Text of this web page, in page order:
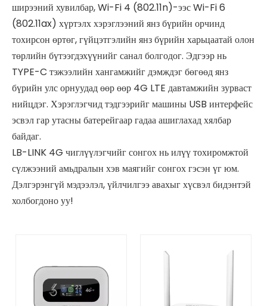
ширээний хувилбар, Wi-Fi 4 (802.11n)-ээс Wi-Fi 6
(802.11ax) хүртэлх хэрэглээний янз бүрийн орчинд
тохирсон өртөг, гүйцэтгэлийн янз бүрийн харьцаатай олон
төрлийн бүтээгдэхүүнийг санал болгодог. Эдгээр нь
TYPE-C тэжээлийн хангамжийг дэмждэг бөгөөд янз
бүрийн улс орнуудад өөр өөр 4G LTE давтамжийн зурваст
нийцдэг. Хэрэглэгчид тэдгээрийг машины USB интерфейс
эсвэл гар утасны батерейгаар гадаа ашиглахад хялбар
байдаг.
LB-LINK 4G чиглүүлэгчийг сонгох нь илүү тохиромжтой
сүлжээний амьдралын хэв маягийг сонгох гэсэн үг юм.
Дэлгэрэнгүй мэдээлэл, үйлчилгээ авахыг хүсвэл бидэнтэй
холбогдоно уу!